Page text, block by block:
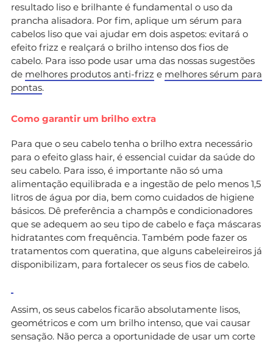
resultado liso e brilhante é fundamental o uso da
prancha alisadora. Por fim, aplique um sérum para
cabelos liso que vai ajudar em dois aspetos: evitará o
efeito frizz e realçará o brilho intenso dos fios de
cabelo. Para isso pode usar uma das nossas sugestões
de melhores produtos anti-frizz e melhores sérum para
pontas.
Como garantir um brilho extra
Para que o seu cabelo tenha o brilho extra necessário
para o efeito glass hair, é essencial cuidar da saúde do
seu cabelo. Para isso, é importante não só uma
alimentação equilibrada e a ingestão de pelo menos 1,5
litros de água por dia, bem como cuidados de higiene
básicos. Dê preferência a champôs e condicionadores
que se adequem ao seu tipo de cabelo e faça máscaras
hidratantes com frequência. Também pode fazer os
tratamentos com queratina, que alguns cabeleireiros já
disponibilizam, para fortalecer os seus fios de cabelo.
Assim, os seus cabelos ficarão absolutamente lisos,
geométricos e com um brilho intenso, que vai causar
sensação. Não perca a oportunidade de usar um corte